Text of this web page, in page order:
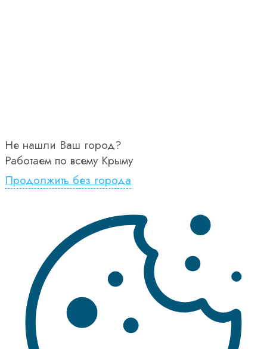
Не нашли Ваш город?
Работаем по всему Крыму
Продолжить без города